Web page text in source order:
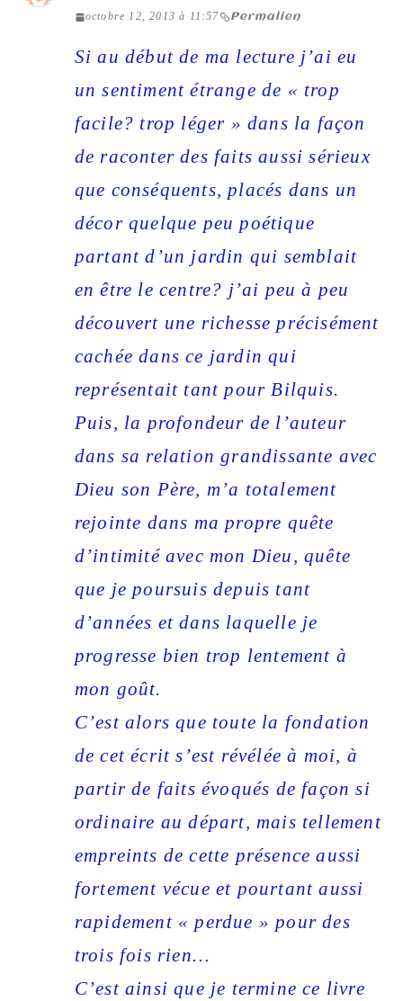
octobre 12, 2013 à 11:57 Permalien
Si au début de ma lecture j’ai eu
un sentiment étrange de « trop
facile? trop léger » dans la façon
de raconter des faits aussi sérieux
que conséquents, placés dans un
décor quelque peu poétique
partant d’un jardin qui semblait
en être le centre? j’ai peu à peu
découvert une richesse précisément
cachée dans ce jardin qui
représentait tant pour Bilquis.
Puis, la profondeur de l’auteur
dans sa relation grandissante avec
Dieu son Père, m’a totalement
rejointe dans ma propre quête
d’intimité avec mon Dieu, quête
que je poursuis depuis tant
d’années et dans laquelle je
progresse bien trop lentement à
mon goût.
C’est alors que toute la fondation
de cet écrit s’est révélée à moi, à
partir de faits évoqués de façon si
ordinaire au départ, mais tellement
empreints de cette présence aussi
fortement vécue et pourtant aussi
rapidement « perdue » pour des
trois fois rien…
C’est ainsi que je termine ce livre